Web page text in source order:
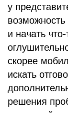
у
и начать
скорее
искать
решения